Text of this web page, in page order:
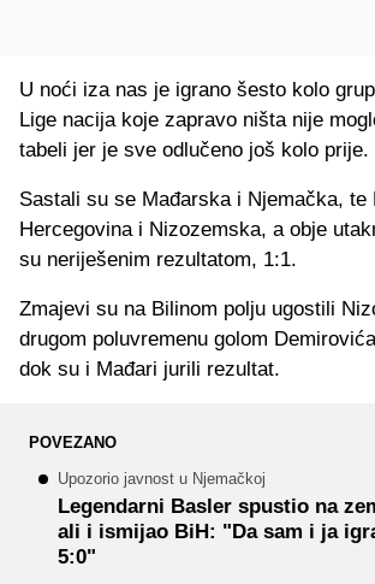
U noći iza nas je igrano šesto kolo
Lige nacija koje zapravo ništa nije
tabeli jer je sve odlučeno još kolo prije.
Sastali su se Mađarska i Njemačka, te
Hercegovina i Nizozemska, a obje
su neriješenim rezultatom, 1:1.
Zmajevi su na Bilinom polju ugostili
drugom poluvremenu golom
dok su i Mađari jurili rezultat.
POVEZANO
Upozorio javnost u Njemačkoj
Legendarni Basler spustio na
ali i ismijao BiH: "Da sam i ja
5:0"